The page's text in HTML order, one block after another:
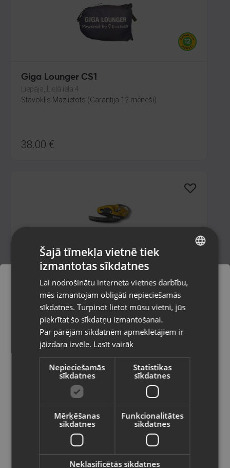
Giga Lounger CS1
Liepāja, Lielā iela 4
Stāvoklis Mazlietots (Garantija 12 mēneši)
38.00 €
Petzl F-38920
Krāslava, Tirgus iela 7
Stāvoklis Lietots (Garantija 6 mēneši)
100.00€
/mēn.
Cresto Worker Industrial
Pasūtījumi tiks piegādāti uz
izvēlēto valsti
Vietnes saturs būs attēlots izvēlētajā
valodā
Valsts
Latviešu / Latvian
RUSSIAN
Šajā tīmekļa vietnē tiek
izmantotas sīkdatnes
Lai nodrošinātu interneta vietnes darbību,
mēs izmantojam obligāti nepieciešamās
sīkdatnes. Turpinot lietot mūsu vietni, jūs
piekrītat šo sīkdatņu izmantošanai.
Par pārējām sīkdatnēm apmeklētājiem ir
jāizdara izvēle. Lasīt vairāk
Nepieciešamās
sīkdatnes
Statistikas
sīkdatnes
Mērķēšanas
sīkdatnes
Funkcionalitātes
sīkdatnes
Neklasificētās sīkdatnes